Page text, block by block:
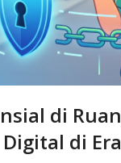
di
di